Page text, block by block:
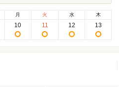
月
10
火
11
水
12
木
13